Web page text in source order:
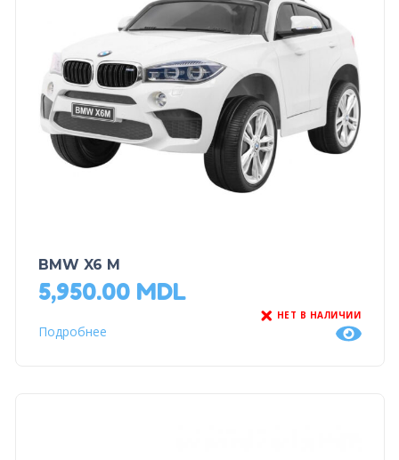
BMW X6 M
5,950.00 MDL
НЕТ В НАЛИЧИИ
Подробнее